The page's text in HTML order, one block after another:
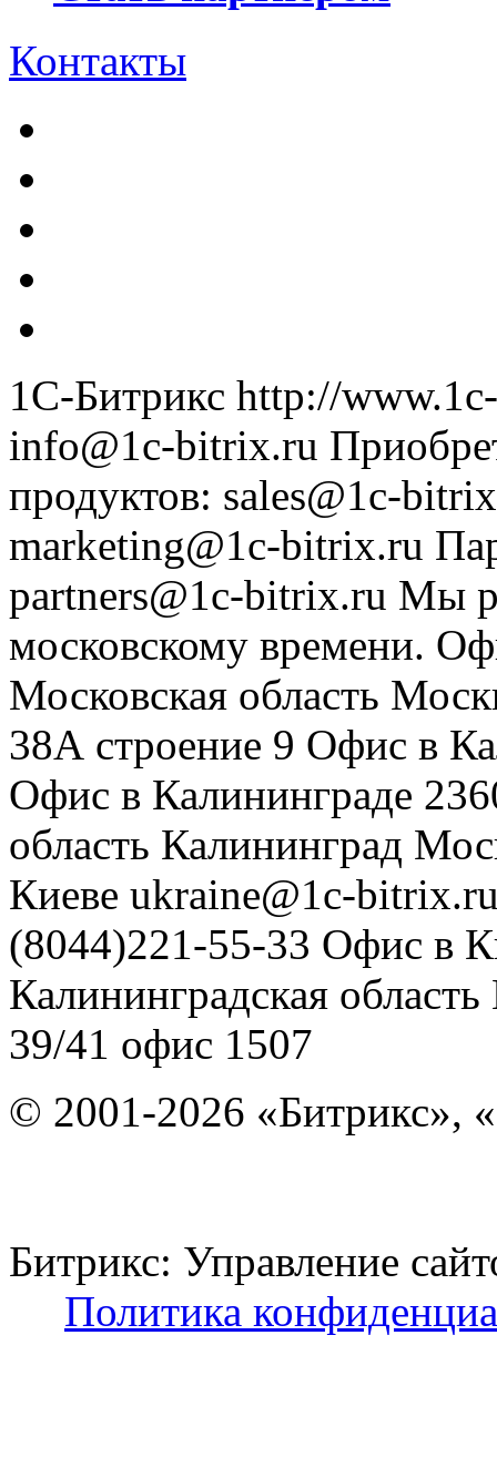
Контакты
1С-Битрикс http://
info@1c-bitrix.ru
продуктов: sales@1c-
marketing@1c-bitrix.ru
partners@1c-bitrix.ru Мы
московскому времени.
Московская область
38А строение 9 Офис в
Офис в Калининграде
область Калининград
Киеве ukraine@1c-
(8044)221-55-33 Офис в
Калининградская область
39/41 офис 1507
© 2001-2026 «Битрикс»,
Битрикс: Управление
Политика